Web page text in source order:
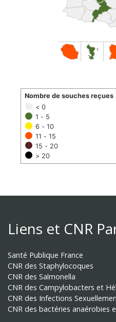
< 0
1 - 5
6 - 10
11 - 15
15 - 20
> 20
Nombre de souches reçues
Liens et CNR
Santé Publique France
CNR des Staphylocoques
CNR des Salmonella
CNR des Campylobacters et
CNR des Infections
CNR des bactéries anaérobies